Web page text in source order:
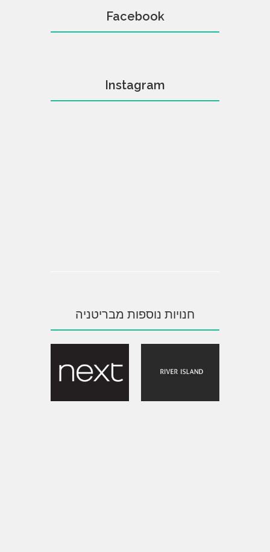
Facebook
Instagram
חנויות נוספות מבריטניה